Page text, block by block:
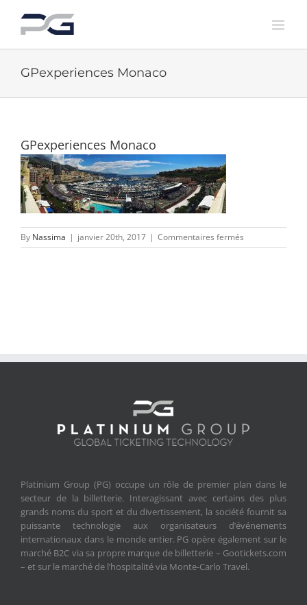
content
GPexperiences Monaco
GPexperiences Monaco
By Nassima | janvier 20th, 2017 | Commentaires fermés
GPexperiences
Platinium Group (PG) occupe un rôle de premier plan dans le
secteur de la billetterie. Interagissant avec certains des plus
grands noms du sport et du divertissement, la société fournit sa
puissante technologie aux organisateurs d’événements
internationaux dans le monde entier. PG opère également sur le
marché B2C via sa propre marque de billetterie – Gootickets.com
– et sur le marché de l’hospitalité via Monte-Carlo Travel.